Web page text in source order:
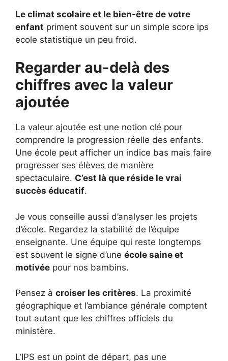
Le climat scolaire et le bien-être de votre
enfant priment souvent sur un simple score ips
ecole statistique un peu froid.
Regarder au-delà des
chiffres avec la valeur
ajoutée
La valeur ajoutée est une notion clé pour
comprendre la progression réelle des enfants.
Une école peut afficher un indice bas mais faire
progresser ses élèves de manière
spectaculaire. C’est là que réside le vrai
succès éducatif.
Je vous conseille aussi d’analyser les projets
d’école. Regardez la stabilité de l’équipe
enseignante. Une équipe qui reste longtemps
est souvent le signe d’une école saine et
motivée pour nos bambins.
Pensez à croiser les critères. La proximité
géographique et l’ambiance générale comptent
tout autant que les chiffres officiels du
ministère.
L’IPS est un point de départ, pas une